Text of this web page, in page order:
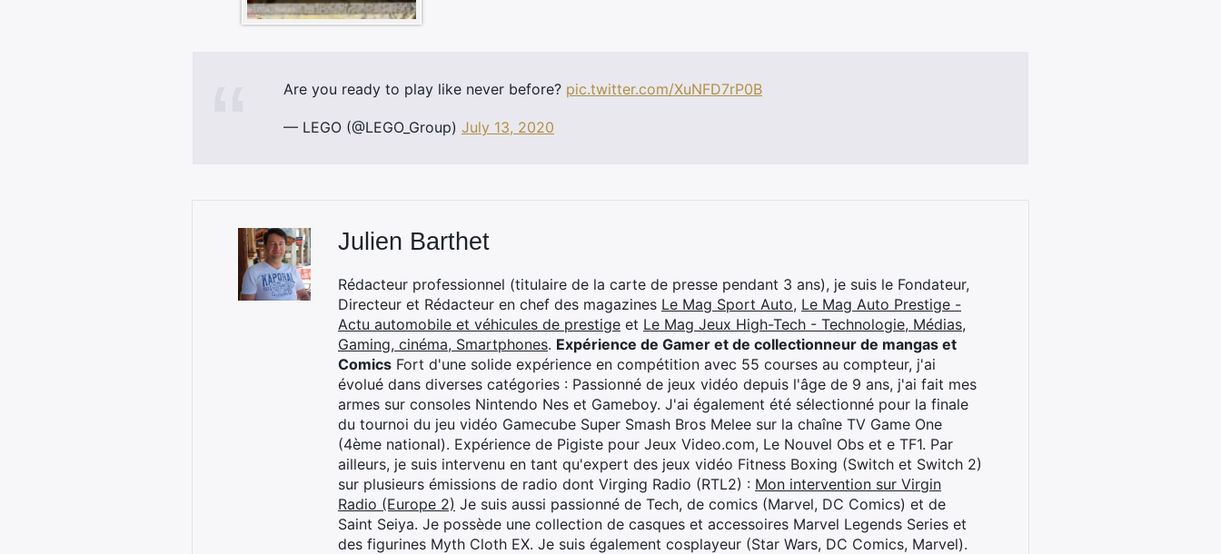
Are you ready to play like never before? pic.twitter.com/XuNFD7rP0B
— LEGO (@LEGO_Group) July 13, 2020
Julien Barthet
Rédacteur professionnel (titulaire de la carte de presse pendant 3 ans), je suis le Fondateur,
Directeur et Rédacteur en chef des magazines Le Mag Sport Auto, Le Mag Auto Prestige -
Actu automobile et véhicules de prestige et Le Mag Jeux High-Tech - Technologie, Médias,
Gaming, cinéma, Smartphones. Expérience de Gamer et de collectionneur de mangas et
Comics Fort d'une solide expérience en compétition avec 55 courses au compteur, j'ai
évolué dans diverses catégories : Passionné de jeux vidéo depuis l'âge de 9 ans, j'ai fait mes
armes sur consoles Nintendo Nes et Gameboy. J'ai également été sélectionné pour la finale
du tournoi du jeu vidéo Gamecube Super Smash Bros Melee sur la chaîne TV Game One
(4ème national). Expérience de Pigiste pour Jeux Video.com, Le Nouvel Obs et e TF1. Par
ailleurs, je suis intervenu en tant qu'expert des jeux vidéo Fitness Boxing (Switch et Switch 2)
sur plusieurs émissions de radio dont Virging Radio (RTL2) : Mon intervention sur Virgin
Radio (Europe 2) Je suis aussi passionné de Tech, de comics (Marvel, DC Comics) et de
Saint Seiya. Je possède une collection de casques et accessoires Marvel Legends Series et
des figurines Myth Cloth EX. Je suis également cosplayeur (Star Wars, DC Comics, Marvel).